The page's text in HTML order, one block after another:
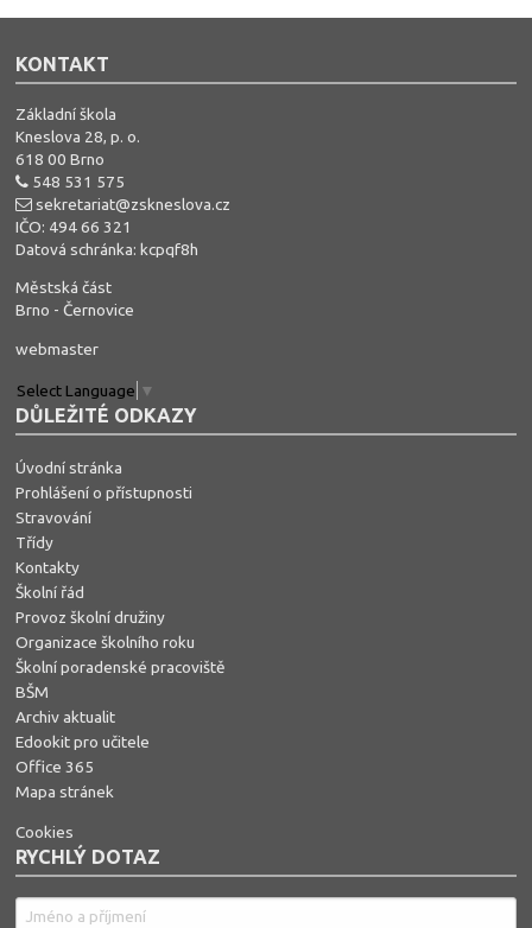
KONTAKT
Základní škola
Kneslova 28, p. o.
618 00 Brno
548 531 575
sekretariat@zskneslova.cz
IČO: 494 66 321
Datová schránka: kcpqf8h
Městská část
Brno - Černovice
webmaster
Select Language ▼
DŮLEŽITÉ ODKAZY
Úvodní stránka
Prohlášení o přístupnosti
Stravování
Třídy
Kontakty
Školní řád
Provoz školní družiny
Organizace školního roku
Školní poradenské pracoviště
BŠM
Archiv aktualit
Edookit pro učitele
Office 365
Mapa stránek
Cookies
RYCHLÝ DOTAZ